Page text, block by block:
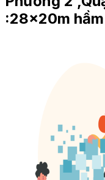
:28x20m